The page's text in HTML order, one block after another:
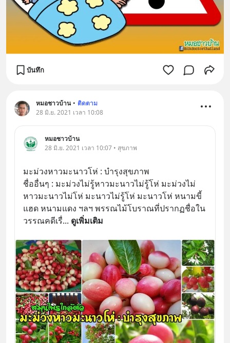
บันทึก
หมอชาวบ้าน • ติดตาม
28 มิ.ย. 2021 เวลา 10:08
หมอชาวบ้าน
28 มิ.ย. 2021 เวลา 10:07 • สุขภาพ
มะม่วงหาวมะนาวโห่ : บำรุงสุขภาพ
ชื่ออื่นๆ : มะม่วงไม่รู้หาวมะนาวไม่รู้โห่ มะม่วงไม่
หาวมะนาวไม่โห่ มะนาวไม่รู้โห่ มะนาวโห่ หนามขี้
แฮด หนามแดง ฯลฯ พรรณไม้โบราณที่ปรากฏชื่อใน
วรรณคดีเรื่... ดูเพิ่มเติม